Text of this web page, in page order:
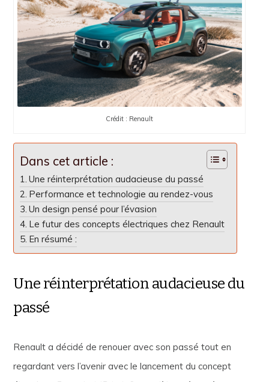
Crédit : Renault
Dans cet article :
Une réinterprétation audacieuse du passé
Performance et technologie au rendez-vous
Un design pensé pour l’évasion
Le futur des concepts électriques chez Renault
En résumé :
Une réinterprétation audacieuse du
passé
Renault a décidé de renouer avec son passé tout en
regardant vers l’avenir avec le lancement du concept